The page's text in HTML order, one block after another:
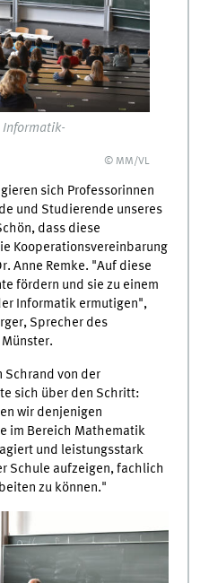
Informatik-
© MM/VL
sich Professorinnen
und Studierende unseres
dass diese
Kooperationsvereinbarung
Anne Remke. "Auf diese
fördern und sie zu einem
Informatik ermutigen",
Sprecher des
von der
sich über den Schritt:
wir denjenigen
im Bereich Mathematik
und leistungsstark
Schule aufzeigen, fachlich
zu können."